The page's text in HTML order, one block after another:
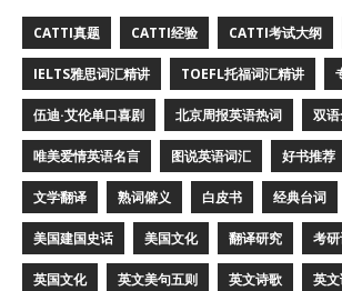
CATTI真题 CATTI经验 CATTI考试大纲
IELTS雅思词汇精讲 TOEFL托福词汇精讲
伍迪·艾伦单口喜剧 北京周报英语热词 双
唯美爱情英语名言 图说英语词汇 好书推荐
文学翻译 熟词僻义 白皮书 经典台词
美国建国史话 美国文化 翻译研究 考
英国文化 英文美句五则 英文诗歌 英